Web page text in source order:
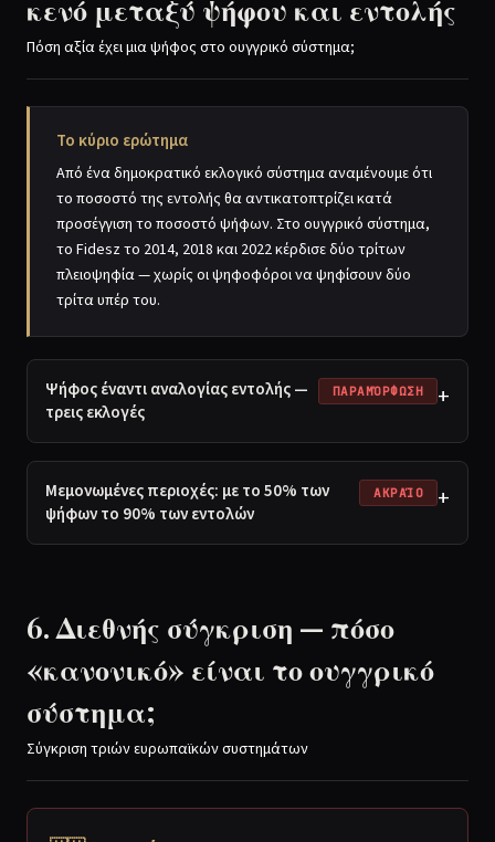
κενό μεταξύ ψήφου και εντολής
Πόση αξία έχει μια ψήφος στο ουγγρικό σύστημα;
Το κύριο ερώτημα
Από ένα δημοκρατικό εκλογικό σύστημα αναμένουμε ότι
το ποσοστό της εντολής θα αντικατοπτρίζει κατά
προσέγγιση το ποσοστό ψήφων. Στο ουγγρικό σύστημα,
το Fidesz το 2014, 2018 και 2022 κέρδισε δύο τρίτων
πλειοψηφία — χωρίς οι ψηφοφόροι να ψηφίσουν δύο
τρίτα υπέρ του.
Ψήφος έναντι αναλογίας εντολής —
τρεις εκλογές
ΠΑΡΑΜΌΡΦΩΣΗ +
Μεμονωμένες περιοχές: με το 50% των
ψήφων το 90% των εντολών
ΑΚΡΑΊΟ +
6. Διεθνής σύγκριση — πόσο
«κανονικό» είναι το ουγγρικό
σύστημα;
Σύγκριση τριών ευρωπαϊκών συστημάτων